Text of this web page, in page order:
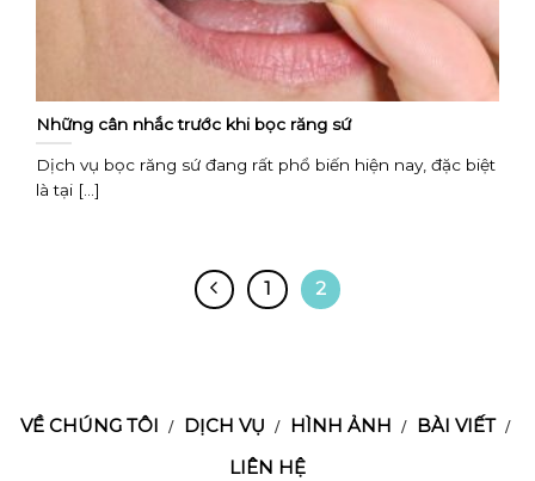
Những cân nhắc trước khi bọc răng sứ
Dịch vụ bọc răng sứ đang rất phổ biến hiện nay, đặc biệt
là tại [...]
1 2
VỀ CHÚNG TÔI DỊCH VỤ HÌNH ẢNH
BÀI VIẾT
LIÊN HỆ